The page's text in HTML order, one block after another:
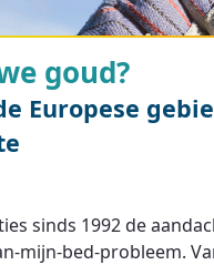
goud?
Europese
sinds 1992 de
mijn-bed-probleem.